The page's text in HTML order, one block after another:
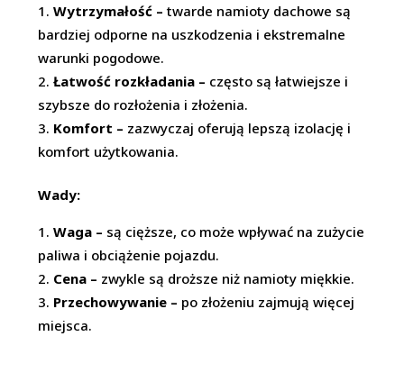
Wytrzymałość – twarde namioty dachowe są
bardziej odporne na uszkodzenia i ekstremalne
warunki pogodowe.
Łatwość rozkładania – często są łatwiejsze i
szybsze do rozłożenia i złożenia.
Komfort – zazwyczaj oferują lepszą izolację i
komfort użytkowania.
Wady:
Waga – są cięższe, co może wpływać na zużycie
paliwa i obciążenie pojazdu.
Cena – zwykle są droższe niż namioty miękkie.
Przechowywanie – po złożeniu zajmują więcej
miejsca.